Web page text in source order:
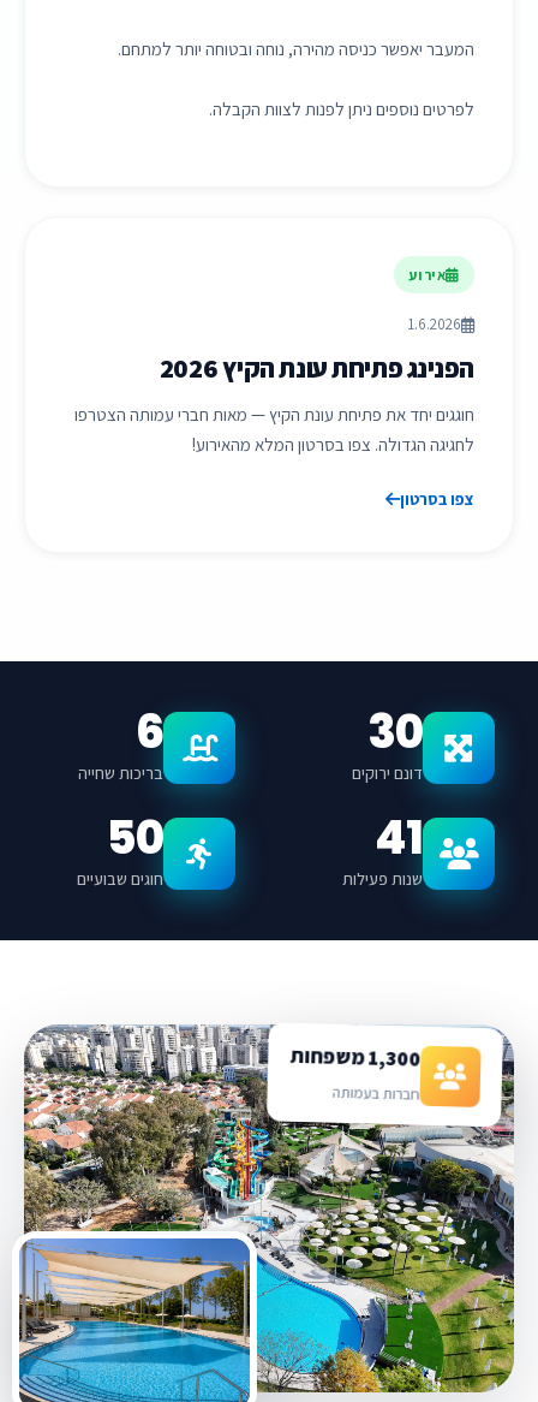
המעבר יאפשר כניסה מהירה, נוחה ובטוחה יותר למתחם.
לפרטים נוספים ניתן לפנות לצוות הקבלה.
אירוע
1.6.2026
הפנינג פתיחת עונת הקיץ 2026
חוגגים יחד את פתיחת עונת הקיץ — מאות חברי עמותה הצטרפו
לחגיגה הגדולה. צפו בסרטון המלא מהאירוע!
צפו בסרטון
30
דונם ירוקים
6
בריכות שחייה
41
שנות פעילות
50
חוגים שבועיים
1,300 משפחות
חברות בעמותה